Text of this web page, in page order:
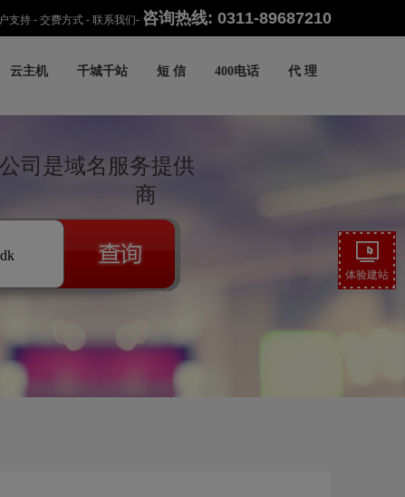
支持 - 交费方式 - 联系我们- 咨询热线: 0311-89687210
云主机 千城千站 短 信 400电话 代 理
司是域名服务提供
商
体验建站